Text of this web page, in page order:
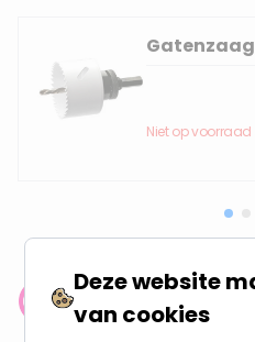
Niet op voorraad
Klantenbeoordeling:
Deze website
van cookies